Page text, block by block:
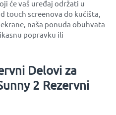
će vaš uređaj održati u
touch screenova do kućišta,
naša ponuda obuhvata
popravku ili
Delovi za
2 Rezervni